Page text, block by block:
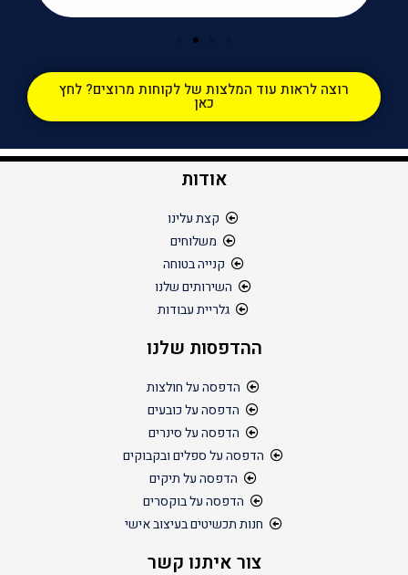
רוצה לראות עוד המלצות של לקוחות מרוצים? לחץ
כאן
אודות
קצת עלינו
משלוחים
קנייה בטוחה
השירותים שלנו
גלריית עבודות
ההדפסות שלנו
הדפסה על חולצות
הדפסה על כובעים
הדפסה על סינרים
הדפסה על ספלים ובקבוקים
הדפסה על תיקים
הדפסה על בוקסרים
חנות תכשיטים בעיצוב אישי
צור איתנו קשר